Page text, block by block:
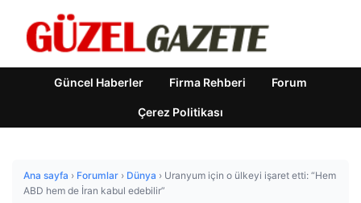
Güncel Haberler Firma Rehberi Forum
Çerez Politikası
Ana sayfa › Forumlar › Dünya › Uranyum için o ülkeyi işaret etti: “Hem
ABD hem de İran kabul edebilir”